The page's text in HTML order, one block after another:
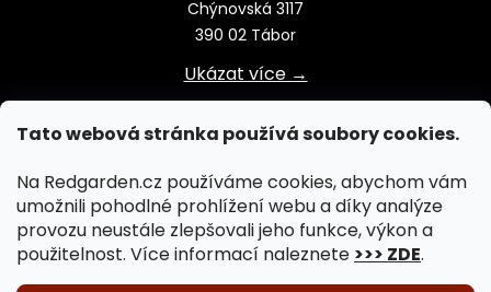
Tato webová stránka používá soubory cookies.
Na Redgarden.cz používáme cookies, abychom vám
umožnili pohodlné prohlížení webu a díky analýze
provozu neustále zlepšovali jeho funkce, výkon a
použitelnost. Více informací naleznete >>> ZDE.
Chýnovská 3117
390 02 Tábor
Ukázat více →